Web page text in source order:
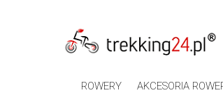
ROWERY AKCESORIA